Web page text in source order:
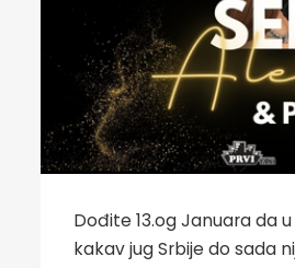
Dođite 13.og Januara da
kakav jug Srbije do sada